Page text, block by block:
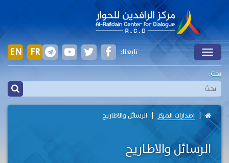
Toggle
EN FR تابعنا:
بحث:
اصدارات المركز الرسائل والاطاريح
الرسائل والاطاريح